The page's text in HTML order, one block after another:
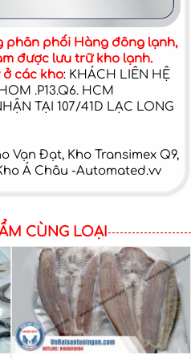
phân phối Hàng đông lạnh,
được lưu trữ kho lạnh.
các kho: KHÁCH LIÊN HỆ
.P13.Q6. HCM
TẠI 107/41D LẠC LONG
Vạn Đạt, Kho Transimex Q9,
Á Châu -Automated.vv
CÙNG LOẠI